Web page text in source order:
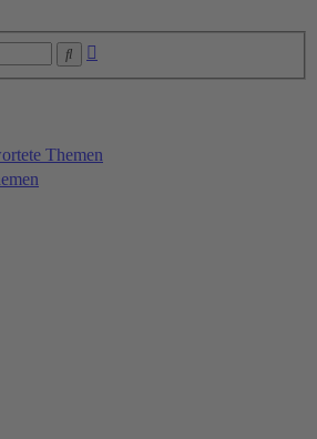
Suche
Themen